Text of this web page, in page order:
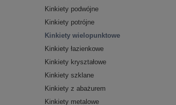
Kinkiety podwójne
Kinkiety potrójne
Kinkiety wielopunktowe
Kinkiety łazienkowe
Kinkiety kryształowe
Kinkiety szklane
Kinkiety z abażurem
Kinkiety metalowe